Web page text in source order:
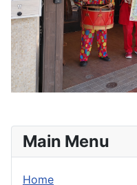
Main Menu
Home